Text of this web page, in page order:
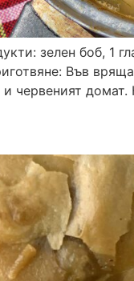
зелен боб, 1
Във вряща
червеният